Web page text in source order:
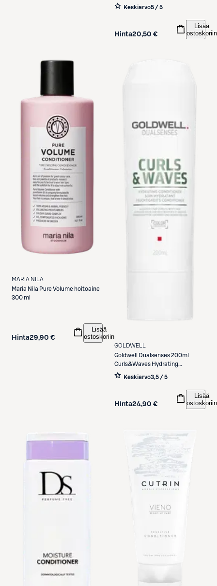
Keskiarvo5 / 5
Hinta20,50 €
Lisää
ostoskoriin
MARIA NILA
Maria Nila Pure Volume hoitoaine
300 ml
Hinta29,90 €
Lisää
ostoskoriin
GOLDWELL
Goldwell
Dualsenses 200ml
Curls&Waves Hydrating
Hoitoaine
Keskiarvo3,5 / 5
Hinta24,90 €
Lisää
ostoskoriin